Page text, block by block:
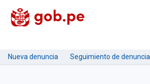
Nueva denuncia Seguimiento de denuncia